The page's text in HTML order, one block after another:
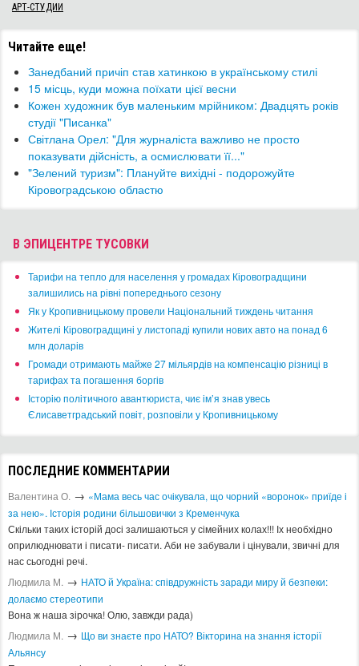
АРТ-СТУДИИ
Читайте еще!
Занедбаний причіп став хатинкою в українському стилі
15 місць, куди можна поїхати цієї весни
Кожен художник був маленьким мрійником: Двадцять років
студії "Писанка"
Світлана Орел: "Для журналіста важливо не просто
показувати дійсність, а осмислювати її..."
"Зелений туризм": Плануйте вихідні - подорожуйте
Кіровоградською областю
В ЭПИЦЕНТРЕ ТУСОВКИ
​Тарифи на тепло для населення у громадах Кіровоградщини
залишились на рівні попереднього сезону
​Як у Кропивницькому провели Національний тиждень читання
​Жителі Кіровоградщині у листопаді купили нових авто на понад 6
млн доларів
​Громади отримають майже 27 мільярдів на компенсацію різниці в
тарифах та погашення боргів
Історію політичного авантюриста, чиє ім’я знав увесь
Єлисаветградський повіт, розповіли у Кропивницькому
ПОСЛЕДНИЕ КОММЕНТАРИИ
Валентина О. → «Мама весь час очікувала, що чорний «воронок» приїде і
за нею». Історія родини більшовички з Кременчука
Скільки таких історій досі залишаються у сімейних колах!!! Іх необхідно
оприлюднювати і писати- писати. Аби не забували і цінували, звичні для
нас сьогодні речі.
Людмила М. → ​НАТО й Україна: співдружність заради миру й безпеки:
долаємо стереотипи
Вона ж наша зірочка! Олю, завжди рада)
Людмила М. → Що ви знаєте про НАТО? Вікторина на знання історії
Альянсу ​